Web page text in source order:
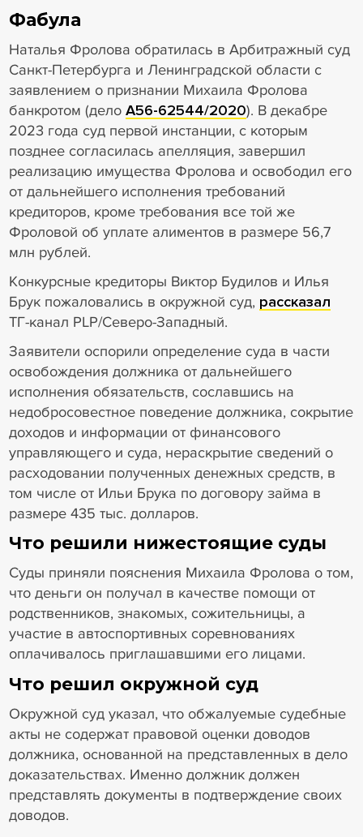
Фабула
Наталья Фролова обратилась в Арбитражный суд
Санкт-Петербурга и Ленинградской области с
заявлением о признании Михаила Фролова
банкротом (дело А56-62544/2020). В декабре
2023 года суд первой инстанции, с которым
позднее согласилась апелляция, завершил
реализацию имущества Фролова и освободил его
от дальнейшего исполнения требований
кредиторов, кроме требования все той же
Фроловой об уплате алиментов в размере 56,7
млн рублей.
Конкурсные кредиторы Виктор Будилов и Илья
Брук пожаловались в окружной суд, рассказал
ТГ-канал PLP/Северо-Западный.
Заявители оспорили определение суда в части
освобождения должника от дальнейшего
исполнения обязательств, сославшись на
недобросовестное поведение должника, сокрытие
доходов и информации от финансового
управляющего и суда, нераскрытие сведений о
расходовании полученных денежных средств, в
том числе от Ильи Брука по договору займа в
размере 435 тыс. долларов.
Что решили нижестоящие суды
Суды приняли пояснения Михаила Фролова о том,
что деньги он получал в качестве помощи от
родственников, знакомых, сожительницы, а
участие в автоспортивных соревнованиях
оплачивалось приглашавшими его лицами.
Что решил окружной суд
Окружной суд указал, что обжалуемые судебные
акты не содержат правовой оценки доводов
должника, основанной на представленных в дело
доказательствах. Именно должник должен
представлять документы в подтверждение своих
доводов.